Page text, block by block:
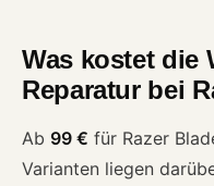
Was kostet die
Reparatur bei
Ab 99 € für Razer
Varianten liegen